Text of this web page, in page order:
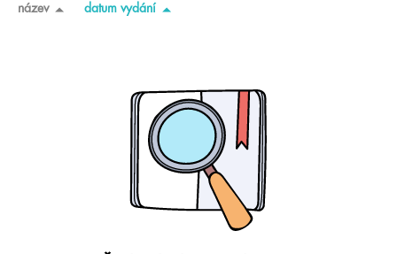
název datum vydání